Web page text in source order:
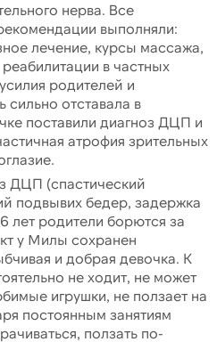
нерва. Все
выполняли:
лечение, курсы массажа,
в частных
родителей и
отставала в
поставили диагноз ДЦП и
атрофия зрительных
ДЦП (спастический
подвывих бедер, задержка
лет родители борются за
у Милы сохранен
и добрая девочка. К
не ходит, не может
игрушки, не ползает на
постоянным занятиям
ползать по-